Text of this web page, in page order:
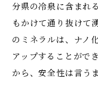
分県の冷泉に含まれ
もかけて通り抜けて
のミネラルは、ナノ
アップすることがで
から、安全性は言う